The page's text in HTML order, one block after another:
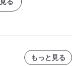
る
もっと見る